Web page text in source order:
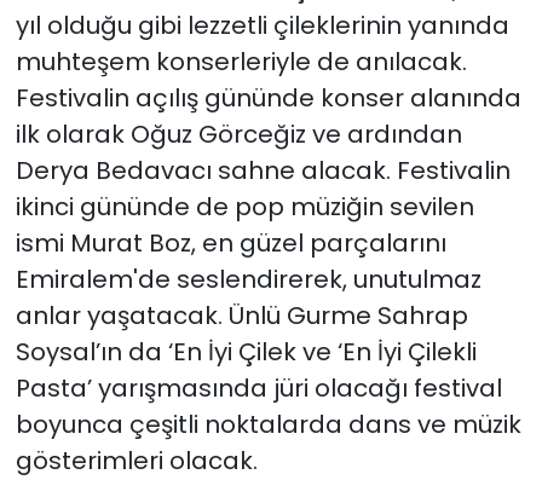
yıl olduğu gibi lezzetli çileklerinin yanında
muhteşem konserleriyle de anılacak.
Festivalin açılış gününde konser alanında
ilk olarak Oğuz Görceğiz ve ardından
Derya Bedavacı sahne alacak. Festivalin
ikinci gününde de pop müziğin sevilen
ismi Murat Boz, en güzel parçalarını
Emiralem'de seslendirerek, unutulmaz
anlar yaşatacak. Ünlü Gurme Sahrap
Soysal’ın da ‘En İyi Çilek ve ‘En İyi Çilekli
Pasta’ yarışmasında jüri olacağı festival
boyunca çeşitli noktalarda dans ve müzik
gösterimleri olacak.